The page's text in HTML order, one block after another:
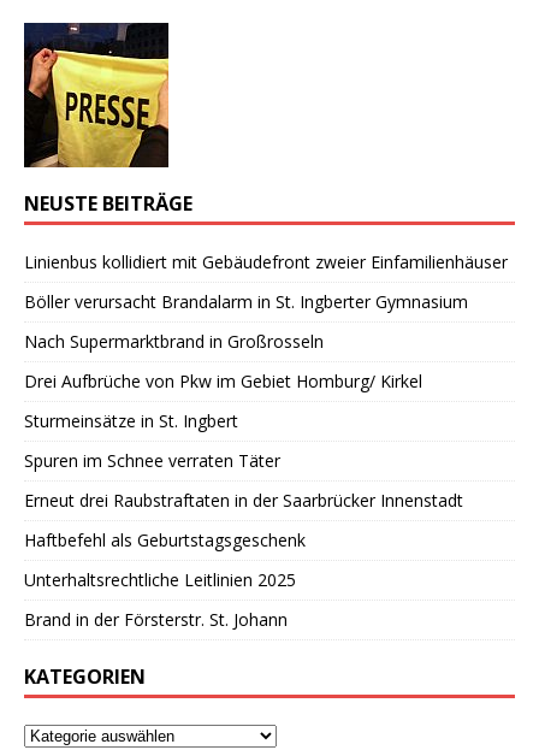
NEUSTE BEITRÄGE
Linienbus kollidiert mit Gebäudefront zweier Einfamilienhäuser
Böller verursacht Brandalarm in St. Ingberter Gymnasium
Nach Supermarktbrand in Großrosseln
Drei Aufbrüche von Pkw im Gebiet Homburg/ Kirkel
Sturmeinsätze in St. Ingbert
Spuren im Schnee verraten Täter
Erneut drei Raubstraftaten in der Saarbrücker Innenstadt
Haftbefehl als Geburtstagsgeschenk
Unterhaltsrechtliche Leitlinien 2025
Brand in der Försterstr. St. Johann
KATEGORIEN